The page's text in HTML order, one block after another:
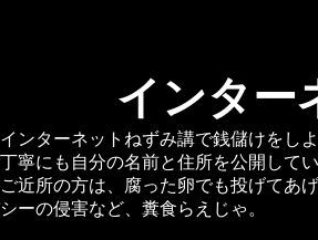
インター
ンターネットねずみ講で銭儲けをし
寧にも自分の名前と住所を公開して
近所の方は、腐った卵でも投げてあ
ーの侵害など、糞食らえじゃ。